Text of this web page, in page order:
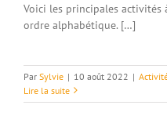
Voici les principales activités
ordre alphabétique. […]
Par Sylvie | 10 août 2022 |
Lire la suite